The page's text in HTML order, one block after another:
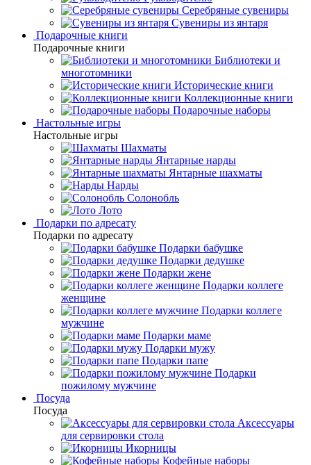
Серебряные сувениры
Сувениры из янтаря
Подарочные книги
Подарочные книги
Библиотеки и
многотомники
Исторические книги
Коллекционные книги
Подарочные наборы
Настольные игры
Настольные игры
Шахматы
Янтарные нарды
Янтарные шахматы
Нарды
Солонобль
Лото
Подарки по адресату
Подарки по адресату
Подарки бабушке
Подарки дедушке
Подарки жене
Подарки коллеге
женщине
Подарки коллеге
мужчине
Подарки маме
Подарки мужу
Подарки папе
Подарки
пожилому мужчине
Посуда
Посуда
Аксессуары
для сервировки стола
Икорницы
Кофейные наборы